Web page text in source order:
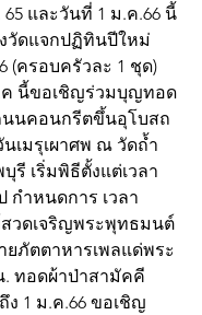
และวันที่ 1 ม.ค.66 นี้
วัดแจกปฏิทินปีใหม่
(ครอบครัวละ 1 ชุด)
.ค นี้ขอเชิญร่วมบุญทอด
นนคอนกรีตขึ้นอุโบสถ
เมรุเผาศพ ณ วัดถ้ำ
รี เริ่มพิธีตั้งแต่เวลา
กำหนดการ เวลา
สวดเจริญพระพุทธมนต์
ยภัตตาหารเพลแด่พระ
. ทอดผ้าป่าสามัคคี
ง 1 ม.ค.66 ขอเชิญ